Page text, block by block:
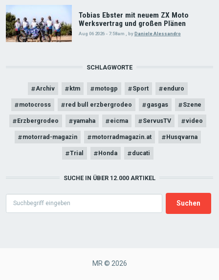
Tobias Ebster mit neuem ZX Moto
Werksvertrag und großen Plänen
Aug 06 2026 - 7:58am byDaniele Alessandro
SCHLAGWORTE
Archiv ktm motogp Sport enduro
motocross red bull erzbergrodeo gasgas Szene
Erzbergrodeo yamaha eicma ServusTV video
motorrad-magazin motorradmagazin.at Husqvarna
Trial Honda ducati
SUCHE IN ÜBER 12.000 ARTIKEL
MR © 2026